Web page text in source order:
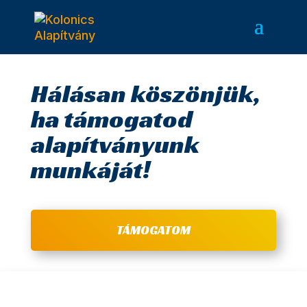
Hálásan köszönjük,
ha támogatod
alapítványunk
munkáját!
TÁMOGATOM